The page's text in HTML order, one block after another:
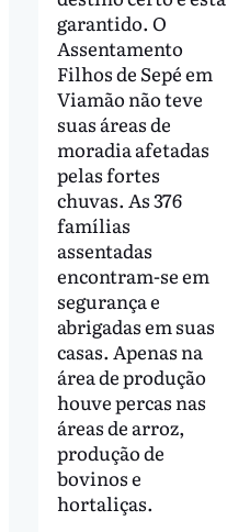
garantido. O
Assentamento
Filhos de Sepé em
Viamão não teve
suas áreas de
moradia afetadas
pelas fortes
chuvas. As 376
famílias
assentadas
encontram-se em
segurança e
abrigadas em suas
casas. Apenas na
área de produção
houve percas nas
áreas de arroz,
produção de
bovinos e
hortaliças.